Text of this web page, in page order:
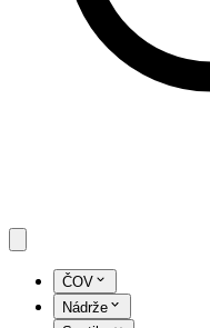
ČOV
Nádrže